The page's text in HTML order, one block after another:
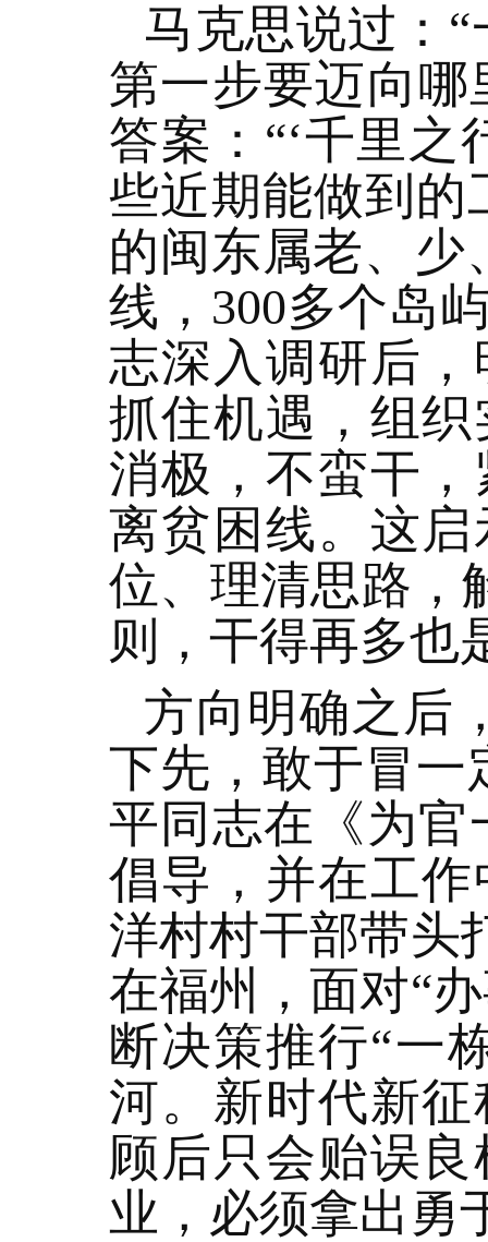
马克思说过：
第一步要迈向
答案：“‘千里
些近期能做到的
的闽东属老、少
线，300多个岛
志深入调研后
抓住机遇，组
消极，不蛮干
离贫困线。这
位、理清思路，
则，干得再多也
方向明确之后
下先，敢于冒一
平同志在《为
倡导，并在工
洋村村干部带头
在福州，面对“
断决策推行“一
河。新时代新
顾后只会贻误
业，必须拿出勇